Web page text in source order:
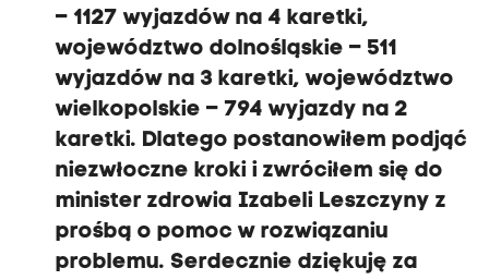
– 1127 wyjazdów na 4 karetki,
województwo dolnośląskie – 511
wyjazdów na 3 karetki, województwo
wielkopolskie – 794 wyjazdy na 2
karetki. Dlatego postanowiłem podjąć
niezwłoczne kroki i zwróciłem się do
minister zdrowia Izabeli Leszczyny z
prośbą o pomoc w rozwiązaniu
problemu. Serdecznie dziękuję za